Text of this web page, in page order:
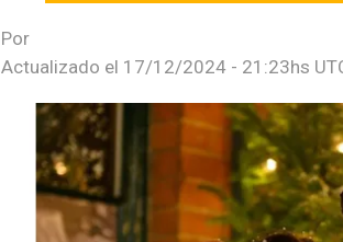
Por
Actualizado el 17/12/2024 - 21:23hs